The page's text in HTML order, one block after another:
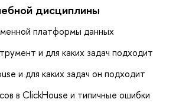
дисциплины
платформы данных
и для каких задач подходит
и для каких задач он подходит
в ClickHouse и типичные ошибки